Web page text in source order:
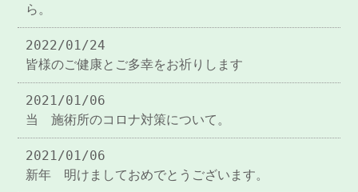
ら。
2022/01/24
皆様のご健康とご多幸をお祈りします
2021/01/06
当 施術所のコロナ対策について。
2021/01/06
新年 明けましておめでとうございます。